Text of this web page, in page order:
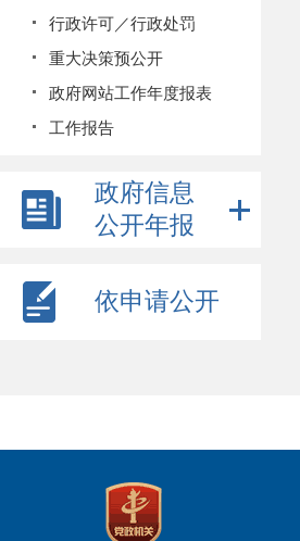
行政许可／行政处罚
重大决策预公开
政府网站工作年度报表
工作报告
政府信息
公开年报
依申请公开